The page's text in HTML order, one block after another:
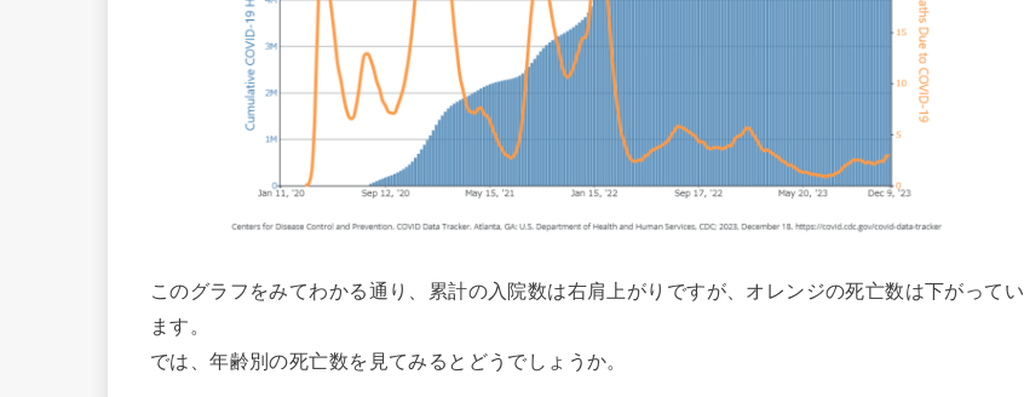
このグラフをみてわかる通り、累計の入院数は右肩上がりですが、オレンジの死亡数は下がってい
ます。
では、年齢別の死亡数を見てみるとどうでしょうか。